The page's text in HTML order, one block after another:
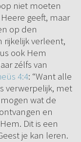
niet moeten
geeft, maar
op den
rijkelijk verleent,
ook Hem
zélfs van
4:4: “Want alle
verwerpelijk, met
wat de
en
Dit is een
je kan leren.